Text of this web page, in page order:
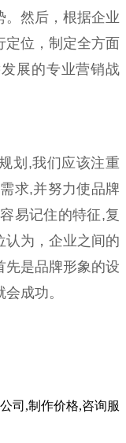
。然后，根据企业
定位，制定全方面
展的专业营销战
划,我们应该注重
求,并努力使品牌
易记住的特征,复
认为，企业之间的
先是品牌形象的设
成功。
司,制作价格,咨询服